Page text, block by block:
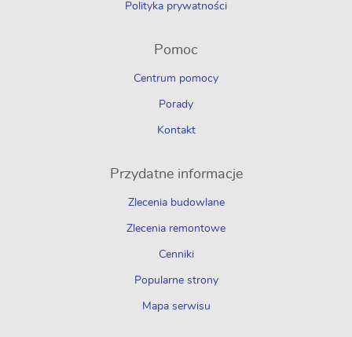
Polityka prywatności
Pomoc
Centrum pomocy
Porady
Kontakt
Przydatne informacje
Zlecenia budowlane
Zlecenia remontowe
Cenniki
Popularne strony
Mapa serwisu